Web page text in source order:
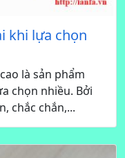
khi lựa chọn
là sản phẩm
chọn nhiều. Bởi
chắc chắn,...